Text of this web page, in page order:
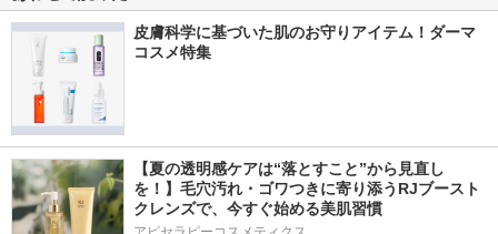
皮膚科学に基づいた肌のお守りアイテム！ダーマ
コスメ特集
【夏の透明感ケアは“落とすこと”から見直し
を！】毛穴汚れ・ゴワつきに寄り添うRJブースト
クレンズで、今すぐ始める美肌習慣